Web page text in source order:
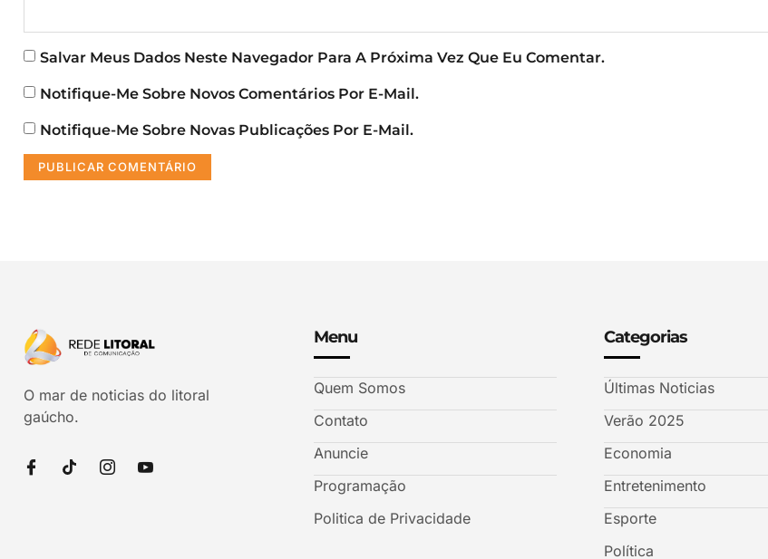
Salvar Meus Dados Neste Navegador Para A Próxima Vez Que Eu Comentar.
Notifique-Me Sobre Novos Comentários Por E-Mail.
Notifique-Me Sobre Novas Publicações Por E-Mail.
O mar de noticias do litoral
gaúcho.
Menu
Quem Somos
Contato
Anuncie
Programação
Politica de Privacidade
Categorias
Últimas Noticias
Verão 2025
Economia
Entretenimento
Esporte
Política